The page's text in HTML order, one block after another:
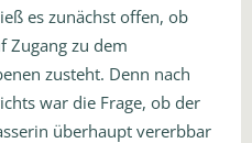
es zunächst offen, ob
Zugang zu dem
zusteht. Denn nach
war die Frage, ob der
überhaupt vererbbar